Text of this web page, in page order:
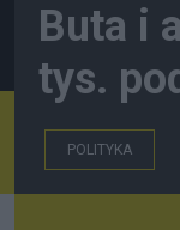
Buta i
tys.
POLITYKA